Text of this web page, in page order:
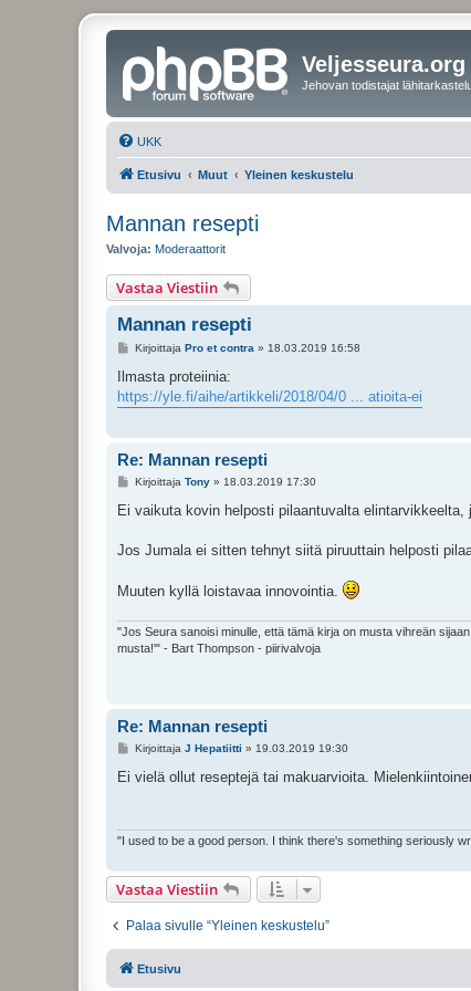
Veljesseura.org
Jehovan todistajat
UKK
Etusivu Muut Yleinen keskustelu
Mannan resepti
Valvoja: Moderaattorit
Vastaa Viestiin
Mannan resepti
V
e
t
Kirjoittaja Pro et contra » 18.03.2019 16:58
Ilmasta proteiinia:
https://yle.fi/aihe/artikkeli/2018/04/0 ... atioita-ei
Re: Mannan resepti
V
e
i
Kirjoittaja Tony» 18.03.2019 17:30
Ei vaikuta kovin helposti pilaantuvalta
Jos Jumala ei sitten tehnyt siitä piruuttain helposti
Muuten kyllä loistavaa innovointia.
"Jos Seura sanoisi minulle, että tämä kirja on musta vihreän
musta!'" - Bart Thompson - piirivalvoja
Re: Mannan resepti
V
e
Kirjoittaja J Hepatiitti » 19.03.2019 19:30
Ei vielä ollut reseptejä tai makuarvioita.
"I used to be a good person. I think there's something seriously
Vastaa Viestiin
Palaa sivulle “Yleinen keskustelu”
Etusivu